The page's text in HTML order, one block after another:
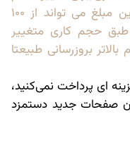
یا افزودن صفحات به سایت این مبلغ می تواند از 100
تومان طبق حجم کاری متغییر
بروزرسانی طبیعتا
ای پرداخت نمی‌کنید،
صفحات جدید دستمزد